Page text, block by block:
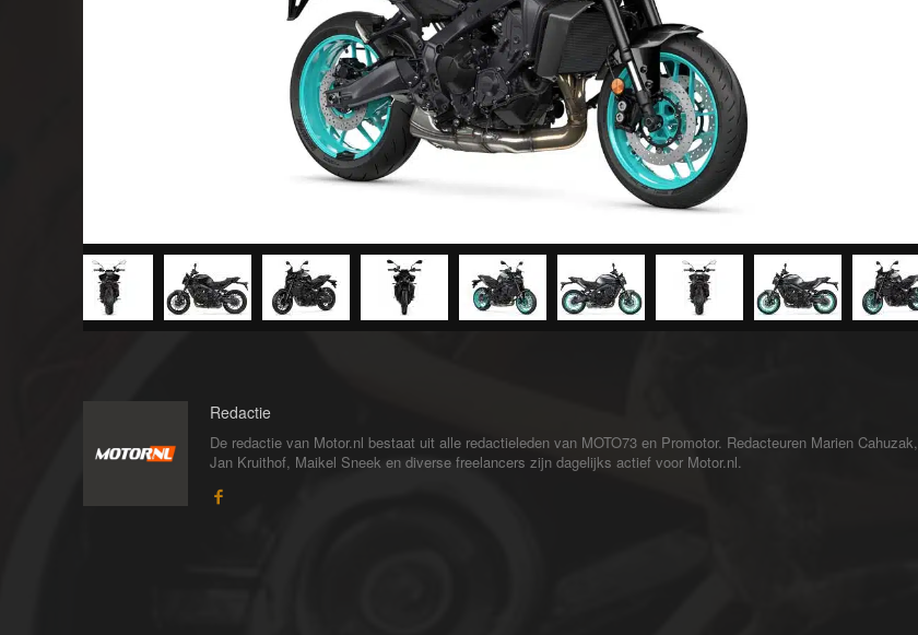
Redactie
De redactie van Motor.nl bestaat uit alle redactieleden van MOTO73 en Promotor. Redacteuren Marien Cahuzak,
Jan Kruithof, Maikel Sneek en diverse freelancers zijn dagelijks actief voor Motor.nl.